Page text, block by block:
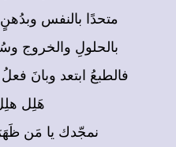
متحدًا بالنفس
بالحلولِ والخروج
فالطبعُ ابتعد وبانَ
هَلِل
نمجّدك يا مَن ظَهَرَ